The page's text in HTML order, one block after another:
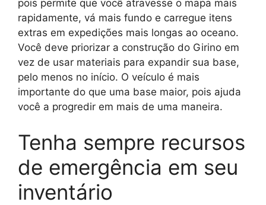
pois permite que você atravesse o mapa mais
rapidamente, vá mais fundo e carregue itens
extras em expedições mais longas ao oceano.
Você deve priorizar a construção do Girino em
vez de usar materiais para expandir sua base,
pelo menos no início. O veículo é mais
importante do que uma base maior, pois ajuda
você a progredir em mais de uma maneira.
Tenha sempre recursos
de emergência em seu
inventário